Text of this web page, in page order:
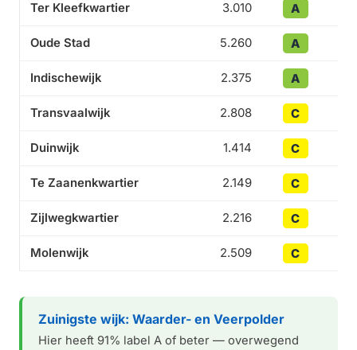
Ter Kleefkwartier 3.010 A
Oude Stad 5.260 A
Indischewijk 2.375 A
Transvaalwijk 2.808 C
Duinwijk 1.414 C
Te Zaanenkwartier 2.149 C
Zijlwegkwartier 2.216 C
Molenwijk 2.509 C
Zuinigste wijk: Waarder- en Veerpolder
Hier heeft 91% label A of beter — overwegend